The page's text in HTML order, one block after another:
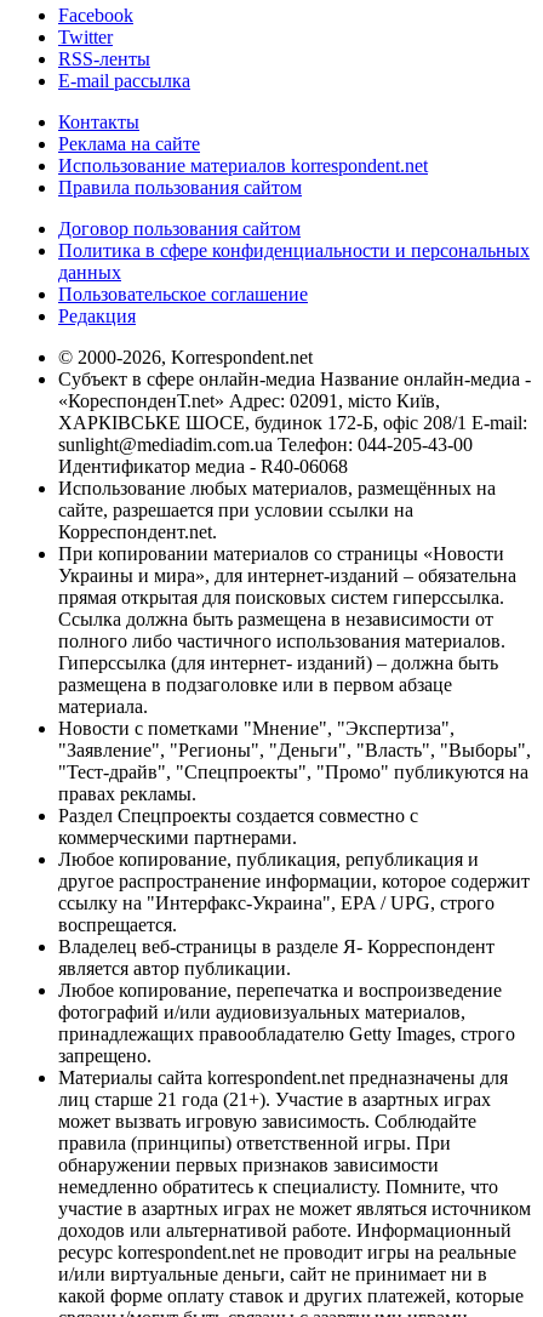
Facebook
Twitter
RSS-ленты
E-mail рассылка
Контакты
Реклама на сайте
Использование материалов korrespondent.net
Правила пользования сайтом
Договор пользования сайтом
Политика в сфере конфиденциальности и персональных
данных
Пользовательское соглашение
Редакция
© 2000-2026, Korrespondent.net
Субъект в сфере онлайн-медиа Название онлайн-медиа -
«КореспонденТ.net» Адрес: 02091, місто Київ,
ХАРКІВСЬКЕ ШОСЕ, будинок 172-Б, офіс 208/1 E-mail:
sunlight@mediadim.com.ua Телефон: 044-205-43-00
Идентификатор медиа - R40-06068
Использование любых материалов, размещённых на
сайте, разрешается при условии ссылки на
Корреспондент.net.
При копировании материалов со страницы «Новости
Украины и мира», для интернет-изданий – обязательна
прямая открытая для поисковых систем гиперссылка.
Ссылка должна быть размещена в независимости от
полного либо частичного использования материалов.
Гиперссылка (для интернет- изданий) – должна быть
размещена в подзаголовке или в первом абзаце
материала.
Новости с пометками "Мнение", "Экспертиза",
"Заявление", "Регионы", "Деньги", "Власть", "Выборы",
"Тест-драйв", "Спецпроекты", "Промо" публикуются на
правах рекламы.
Раздел Спецпроекты создается совместно с
коммерческими партнерами.
Любое копирование, публикация, републикация и
другое распространение информации, которое содержит
ссылку на "Интерфакс-Украина", EPA / UPG, строго
воспрещается.
Владелец веб-страницы в разделе Я- Корреспондент
является автор публикации.
Любое копирование, перепечатка и воспроизведение
фотографий и/или аудиовизуальных материалов,
принадлежащих правообладателю Getty Images, строго
запрещено.
Материалы сайта korrespondent.net предназначены для
лиц старше 21 года (21+). Участие в азартных играх
может вызвать игровую зависимость. Соблюдайте
правила (принципы) ответственной игры. При
обнаружении первых признаков зависимости
немедленно обратитесь к специалисту. Помните, что
участие в азартных играх не может являться источником
доходов или альтернативой работе. Информационный
ресурс korrespondent.net не проводит игры на реальные
и/или виртуальные деньги, сайт не принимает ни в
какой форме оплату ставок и других платежей, которые